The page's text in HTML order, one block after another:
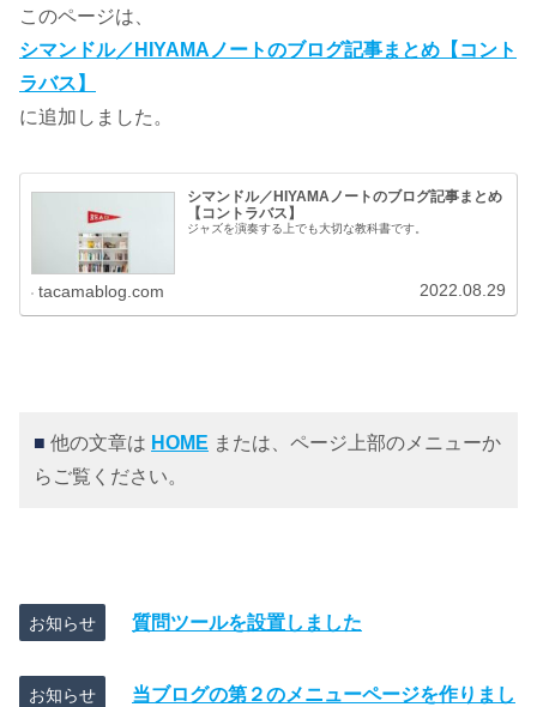
このページは、
シマンドル／HIYAMAノートのブログ記事まとめ【コント
ラバス】
に追加しました。
シマンドル／HIYAMAノートのブログ記事まとめ
【コントラバス】
ジャズを演奏する上でも大切な教科書です。
tacamablog.com 2022.08.29
■ 他の文章は HOME または、ページ上部のメニューか
らご覧ください。
お知らせ 質問ツールを設置しました
お知らせ
当ブログの第２のメニューページを作りまし